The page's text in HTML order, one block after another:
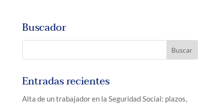
Buscador
Entradas recientes
Alta de un trabajador en la Seguridad Social: plazos,